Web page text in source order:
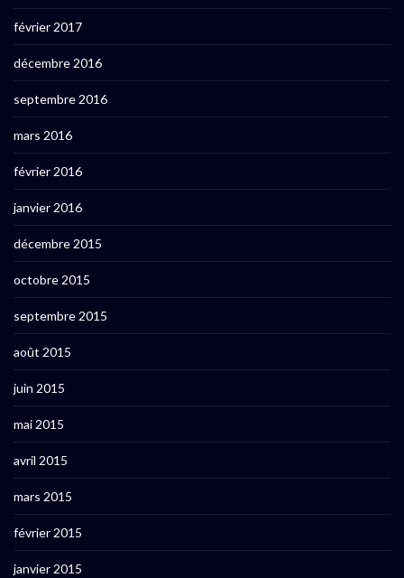
février 2017
décembre 2016
septembre 2016
mars 2016
février 2016
janvier 2016
décembre 2015
octobre 2015
septembre 2015
août 2015
juin 2015
mai 2015
avril 2015
mars 2015
février 2015
janvier 2015